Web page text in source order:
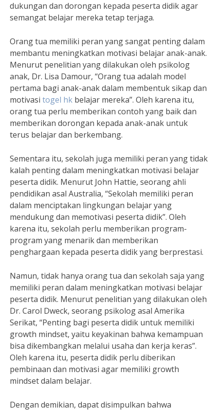
dukungan dan dorongan kepada peserta didik agar
semangat belajar mereka tetap terjaga.
Orang tua memiliki peran yang sangat penting dalam
membantu meningkatkan motivasi belajar anak-anak.
Menurut penelitian yang dilakukan oleh psikolog
anak, Dr. Lisa Damour, “Orang tua adalah model
pertama bagi anak-anak dalam membentuk sikap dan
motivasi togel hk belajar mereka”. Oleh karena itu,
orang tua perlu memberikan contoh yang baik dan
memberikan dorongan kepada anak-anak untuk
terus belajar dan berkembang.
Sementara itu, sekolah juga memiliki peran yang tidak
kalah penting dalam meningkatkan motivasi belajar
peserta didik. Menurut John Hattie, seorang ahli
pendidikan asal Australia, “Sekolah memiliki peran
dalam menciptakan lingkungan belajar yang
mendukung dan memotivasi peserta didik”. Oleh
karena itu, sekolah perlu memberikan program-
program yang menarik dan memberikan
penghargaan kepada peserta didik yang berprestasi.
Namun, tidak hanya orang tua dan sekolah saja yang
memiliki peran dalam meningkatkan motivasi belajar
peserta didik. Menurut penelitian yang dilakukan oleh
Dr. Carol Dweck, seorang psikolog asal Amerika
Serikat, “Penting bagi peserta didik untuk memiliki
growth mindset, yaitu keyakinan bahwa kemampuan
bisa dikembangkan melalui usaha dan kerja keras”.
Oleh karena itu, peserta didik perlu diberikan
pembinaan dan motivasi agar memiliki growth
mindset dalam belajar.
Dengan demikian, dapat disimpulkan bahwa